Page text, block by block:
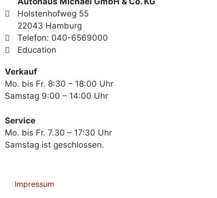
Holstenhofweg 55
22043 Hamburg
Telefon: 040-6569000
Education
Verkauf
Mo. bis Fr. 8:30 – 18:00 Uhr
Samstag 9:00 – 14:00 Uhr
Service
Mo. bis Fr. 7.30 – 17:30 Uhr
Samstag ist geschlossen.
Impressum